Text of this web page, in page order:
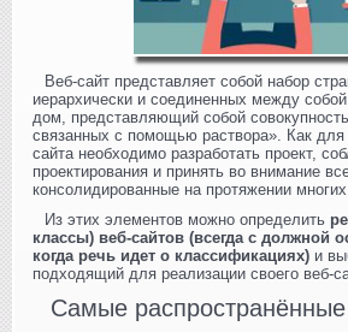
Веб-сайт представляет собой набор
иерархически и соединенных между
дом, представляющий собой
связанных с помощью раствора». Как
сайта необходимо разработать проект,
проектирования и принять во внимание
консолидированные на протяжении
Из этих элементов можно определить
классы) веб-сайтов (всегда с должной
когда речь идет о классификациях) и
подходящий для реализации своего веб-
Самые